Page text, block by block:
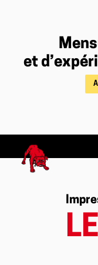
et